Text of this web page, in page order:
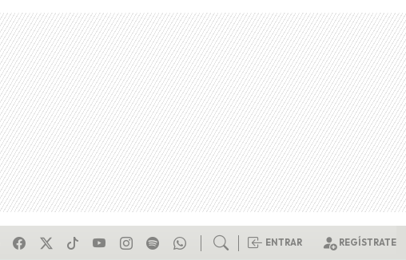
ENTRAR REGÍSTRATE